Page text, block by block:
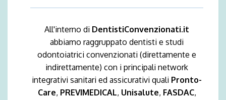
All'interno di DentistiConvenzionati.it
abbiamo raggruppato dentisti e studi
odontoiatrici convenzionati (direttamente e
indirettamente) con i principali network
integrativi sanitari ed assicurativi quali Pronto-
Care, PREVIMEDICAL, Unisalute, FASDAC,